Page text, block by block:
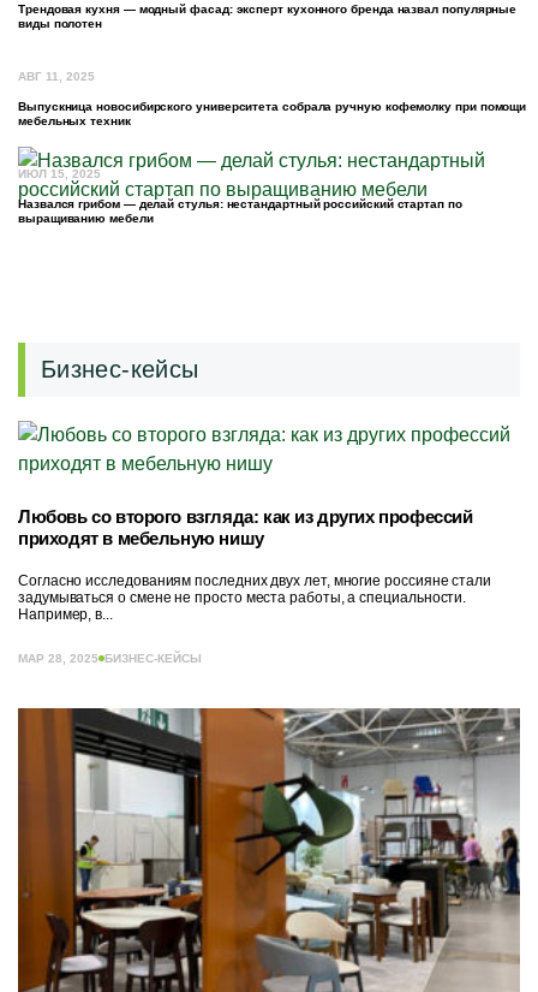
Трендовая кухня — модный фасад: эксперт кухонного бренда назвал популярные
виды полотен
АВГ 11, 2025
Выпускница новосибирского университета собрала ручную кофемолку при помощи
мебельных техник
ИЮЛ 15, 2025
Назвался грибом — делай стулья: нестандартный российский стартап по
выращиванию мебели
Бизнес-кейсы
Любовь со второго взгляда: как из других профессий
приходят в мебельную нишу
Согласно исследованиям последних двух лет, многие россияне стали
задумываться о смене не просто места работы, а специальности.
Например, в...
МАР 28, 2025 БИЗНЕС-КЕЙСЫ